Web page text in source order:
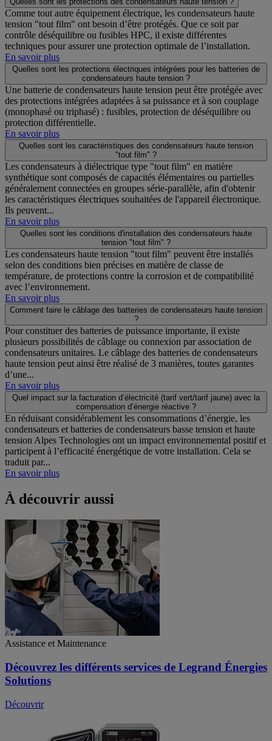
Comme tout autre équipement électrique, les condensateurs haute
tension "tout film" ont besoin d’être protégés. Que ce soit par
contrôle déséquilibre ou fusibles HPC, il existe différentes
techniques pour assurer une protection optimale de l’installation.
En savoir plus
Quelles sont les protections électriques intégrées pour les batteries de
condensateurs haute tension ?
Une batterie de condensateurs haute tension peut être protégée avec
des protections intégrées adaptées à sa puissance et à son couplage
(monophasé ou triphasé) : fusibles, protection de déséquilibre ou
protection différentielle.
En savoir plus
Quelles sont les caractéristiques des condensateurs haute tension
"tout film" ?
Les condensateurs à diélectrique type "tout film" en matière
synthétique sont composés de capacités élémentaires ou partielles
généralement connectées en groupes série-parallèle, afin d'obtenir
les caractéristiques électriques souhaitées de l'appareil électronique.
Ils peuvent...
En savoir plus
Quelles sont les conditions d'installation des condensateurs haute
tension "tout film" ?
Les condensateurs haute tension "tout film" peuvent être installés
selon des conditions bien précises en matière de classe de
température, de protections contre la corrosion et de compatibilité
avec l’environnement.
En savoir plus
Comment faire le câblage des batteries de condensateurs haute tension
?
Pour constituer des batteries de puissance importante, il existe
plusieurs possibilités de câblage ou connexion par association de
condensateurs unitaires. Le câblage des batteries de condensateurs
haute tension peut ainsi être réalisé de 3 manières, toutes garantes
d’une...
En savoir plus
Quel impact sur la facturation d’électricité (tarif vert/tarif jaune) avec la
compensation d’énergie réactive ?
En réduisant considérablement les consommations d’énergie, les
condensateurs et batteries de condensateurs basse tension et haute
tension Alpes Technologies ont un impact environnemental positif et
participent à l’efficacité énergétique de votre installation. Cela se
traduit par...
En savoir plus
À découvrir aussi
Assistance et Maintenance
Découvrez les différents services de Legrand Énergies
Solutions
Découvrir